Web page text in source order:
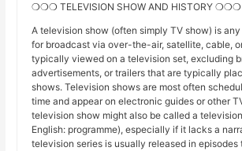
❍❍❍ TELEVISION SHOW AND HISTORY ❍❍❍
A television show (often simply TV show) is
for broadcast via over-the-air, satellite, cable,
typically viewed on a television set, excluding
advertisements, or trailers that are typically
shows. Television shows are most often
time and appear on electronic guides or other
television show might also be called a
English: programme), especially if it lacks a
television series is usually released in episodes